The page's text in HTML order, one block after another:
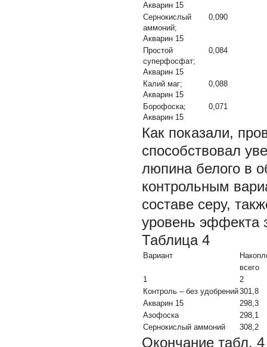
Акварин 15
Сернокислый
аммоний;
Акварин 15
0,090
Простой
суперфосфат;
Акварин 15
0,084
Калий маг;
Акварин 15
0,088
Борофоска;
Акварин 15
0,071
Как показали,
способствовал
люпина белого в
контрольным
составе серу,
уровень эффекта
Таблица 4
Вариант
всего
1
2
Контроль – без удобрений301,8
Акварин 15
298,3
Азофоска
298,1
Сернокислый аммоний
308,2
Окончание табл. 4